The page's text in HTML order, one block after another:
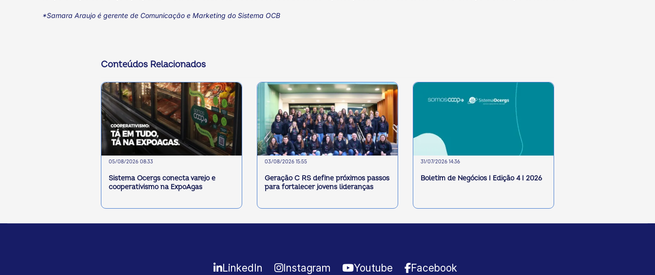
*Samara Araujo é gerente de Comunicação e Marketing do Sistema OCB
Conteúdos Relacionados
05/08/2026 08:33
Sistema Ocergs conecta varejo e
cooperativismo na ExpoAgas
03/08/2026 15:55
Geração C RS define próximos passos
para fortalecer jovens lideranças
31/07/2026 14:36
Boletim de Negócios I Edição 4 I 2026
LinkedIn Instagram Youtube Facebook